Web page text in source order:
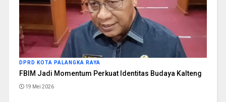
DPRD KOTA PALANGKA RAYA
FBIM Jadi Momentum Perkuat Identitas Budaya Kalteng
19 Mei 2026